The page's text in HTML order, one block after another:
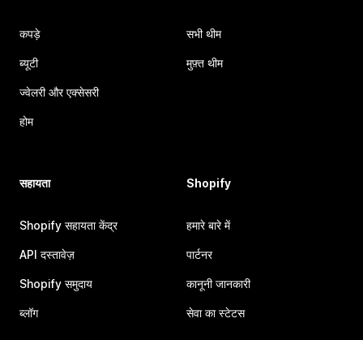
कपड़े
ब्यूटी
ज्वेलरी और एक्सेसरी
होम
सभी थीम
मुफ़्त थीम
सहायता
Shopify सहायता केंद्र
API दस्तावेज़
Shopify समुदाय
ब्लॉग
Shopify
हमारे बारे में
पार्टनर
कानूनी जानकारी
सेवा का स्टेटस